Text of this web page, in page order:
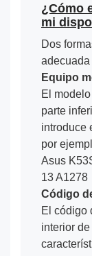
¿Cómo
mi
Dos
adecuada
Equipo
El
parte
introduce
por
Asus
13 A1278
Código
El código
interior